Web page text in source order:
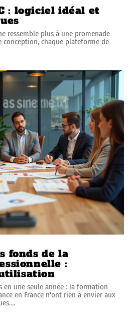
: logiciel idéal et
ressemble plus à une promenade
conception, chaque plateforme de
fonds de la
:
en une seule année : la formation
en France n'ont rien à envier aux
…